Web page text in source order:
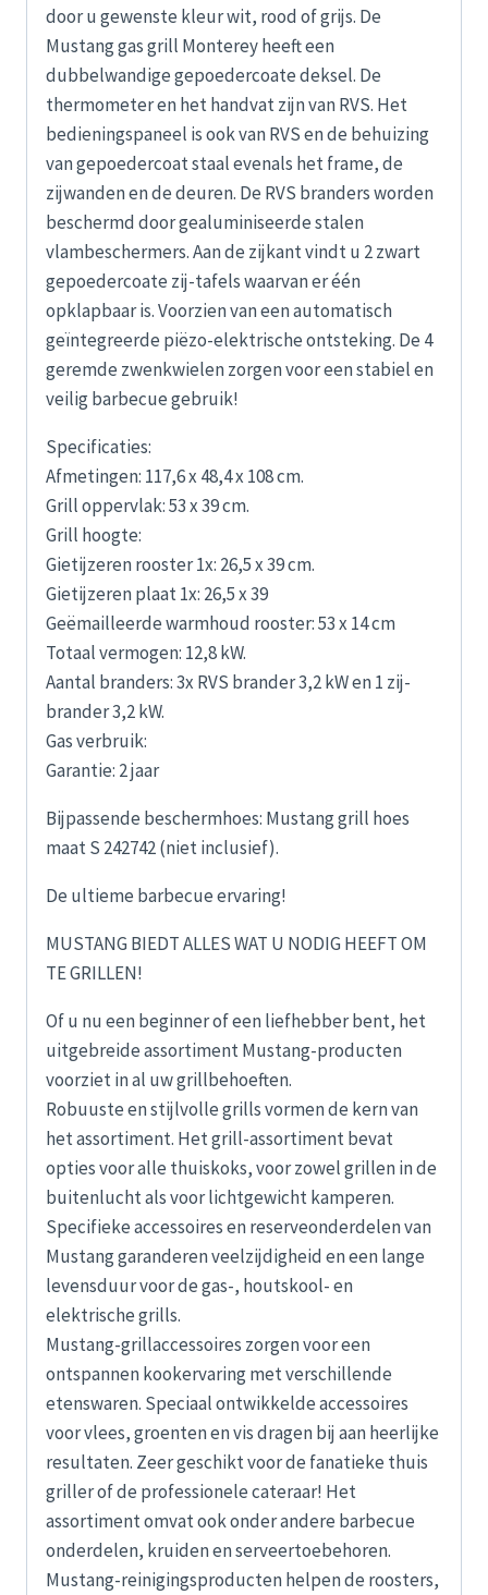
door u gewenste kleur wit, rood of grijs. De
Mustang gas grill Monterey heeft een
dubbelwandige gepoedercoate deksel. De
thermometer en het handvat zijn van RVS. Het
bedieningspaneel is ook van RVS en de behuizing
van gepoedercoat staal evenals het frame, de
zijwanden en de deuren. De RVS branders worden
beschermd door gealuminiseerde stalen
vlambeschermers. Aan de zijkant vindt u 2 zwart
gepoedercoate zij-tafels waarvan er één
opklapbaar is. Voorzien van een automatisch
geïntegreerde piëzo-elektrische ontsteking. De 4
geremde zwenkwielen zorgen voor een stabiel en
veilig barbecue gebruik!
Specificaties:
Afmetingen: 117,6 x 48,4 x 108 cm.
Grill oppervlak: 53 x 39 cm.
Grill hoogte:
Gietijzeren rooster 1x: 26,5 x 39 cm.
Gietijzeren plaat 1x: 26,5 x 39
Geëmailleerde warmhoud rooster: 53 x 14 cm
Totaal vermogen: 12,8 kW.
Aantal branders: 3x RVS brander 3,2 kW en 1 zij-
brander 3,2 kW.
Gas verbruik:
Garantie: 2 jaar
Bijpassende beschermhoes: Mustang grill hoes
maat S 242742 (niet inclusief).
De ultieme barbecue ervaring!
MUSTANG BIEDT ALLES WAT U NODIG HEEFT OM
TE GRILLEN!
Of u nu een beginner of een liefhebber bent, het
uitgebreide assortiment Mustang-producten
voorziet in al uw grillbehoeften.
Robuuste en stijlvolle grills vormen de kern van
het assortiment. Het grill-assortiment bevat
opties voor alle thuiskoks, voor zowel grillen in de
buitenlucht als voor lichtgewicht kamperen.
Specifieke accessoires en reserveonderdelen van
Mustang garanderen veelzijdigheid en een lange
levensduur voor de gas-, houtskool- en
elektrische grills.
Mustang-grillaccessoires zorgen voor een
ontspannen kookervaring met verschillende
etenswaren. Speciaal ontwikkelde accessoires
voor vlees, groenten en vis dragen bij aan heerlijke
resultaten. Zeer geschikt voor de fanatieke thuis
griller of de professionele cateraar! Het
assortiment omvat ook onder andere barbecue
onderdelen, kruiden en serveertoebehoren.
Mustang-reinigingsproducten helpen de roosters,